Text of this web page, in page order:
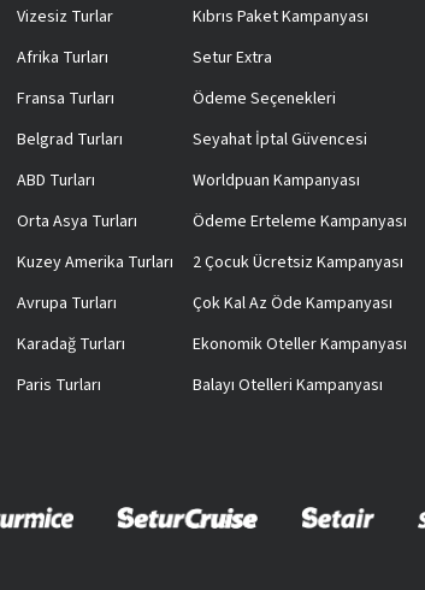
Vizesiz Turlar
Afrika Turları
Fransa Turları
Belgrad Turları
ABD Turları
Orta Asya Turları
Kuzey Amerika Turları
Avrupa Turları
Karadağ Turları
Paris Turları
Kıbrıs Paket Kampanyası
Setur Extra
Ödeme Seçenekleri
Seyahat İptal Güvencesi
Worldpuan Kampanyası
Ödeme Erteleme Kampanyası
2 Çocuk Ücretsiz Kampanyası
Çok Kal Az Öde Kampanyası
Ekonomik Oteller Kampanyası
Balayı Otelleri Kampanyası